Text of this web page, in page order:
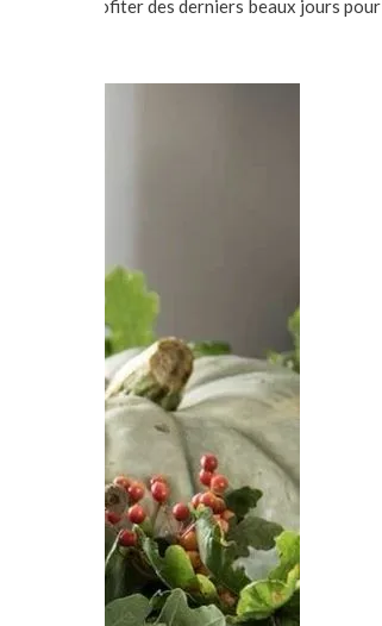
plaisir de profiter des derniers beaux jours pour